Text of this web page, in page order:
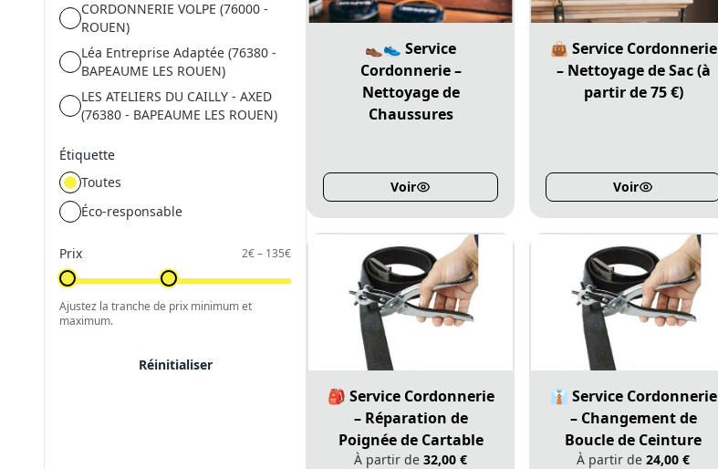
CORDONNERIE VOLPE (76000 -
ROUEN)
Léa Entreprise Adaptée (76380 -
BAPEAUME LES ROUEN)
LES ATELIERS DU CAILLY - AXED
(76380 - BAPEAUME LES ROUEN)
Étiquette
Toutes
Éco-responsable
Prix 2€ – 135€
Ajustez la tranche de prix minimum et
maximum.
Réinitialiser
👞👟 Service
Cordonnerie –
Nettoyage de
Chaussures
Voir
👜 Service Cordonnerie
– Nettoyage de Sac (à
partir de 75 €)
Voir
🎒 Service Cordonnerie
– Réparation de
Poignée de Cartable
À partir de 32,00 €
👔 Service Cordonnerie
– Changement de
Boucle de Ceinture
À partir de 24,00 €